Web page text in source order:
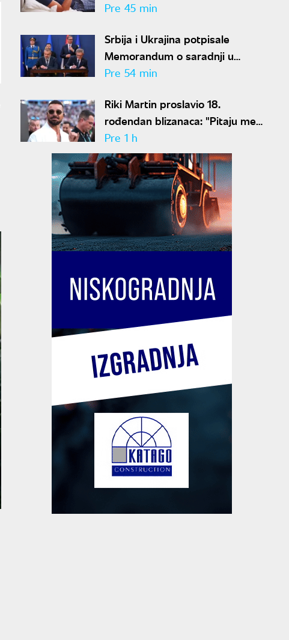
Stručnjaci imaju loše vesti
Pre 45 min
Srbija i Ukrajina potpisale
Memorandum o saradnji u
oblasti zdravlja životinja i
Pre 54 min
Riki Martin proslavio 18.
rođendan blizanaca: "Pitaju me
zašto imaju dva oca"
Pre 1 h